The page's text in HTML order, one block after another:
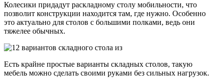
Колесики придадут раскладному столу мобильности, что
позволит конструкции находится там, где нужно. Особенно
это актуально для столов с большими полками, ведь они
тяжелее обычных.
Есть крайне простые варианты складных столов, такую
мебель можно сделать своими руками без сильных нагрузок.